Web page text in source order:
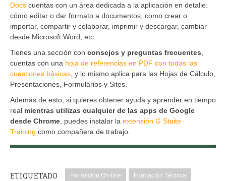
Docs cuentas con un área dedicada a la aplicación en detalle:
cómo editar o dar formato a documentos, como crear o
importar, compartir y colaborar, imprimir y descargar, cambiar
desde Microsoft Word, etc.
Tienes una sección con consejos y preguntas frecuentes
cuentas con una hoja de referencias en PDF con todas las
cuestiones básicas , y lo mismo aplica para las Hojas de Cálculo,
Presentaciones, Formularios y Sites.
Además de esto, si quieres obtener ayuda y aprender en tiempo
real mientras utilizas cualquier de las apps de Google
desde Chrome , puedes instalar la extensión G Stuite
Training como compañera de trabajo.
ETIQUETADO Formación On-line Formación Técnica